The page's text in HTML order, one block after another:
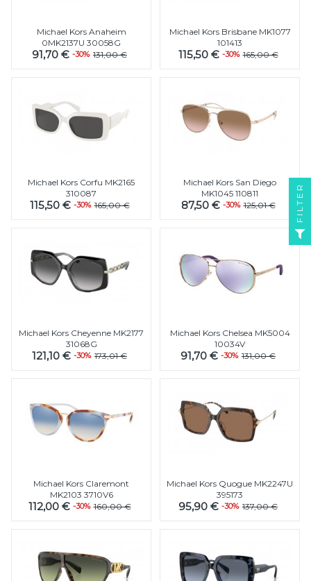
Michael Kors Anaheim
0MK2137U 30058G
91,70 € -30% 131,00 €
Michael Kors Brisbane MK1077
101413
115,50 € -30% 165,00 €
Michael Kors Corfu MK2165
310087
115,50 € -30% 165,00 €
Michael Kors San Diego
MK1045 110811
87,50 € -30% 125,01 €
Michael Kors Cheyenne MK2177
31068G
121,10 € -30% 173,01 €
Michael Kors Chelsea MK5004
10034V
91,70 € -30% 131,00 €
Michael Kors Claremont
MK2103 3710V6
112,00 € -30% 160,00 €
Michael Kors Quogue MK2247U
395173
95,90 € -30% 137,00 €
FILTER